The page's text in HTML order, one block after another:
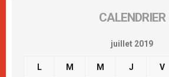
CALENDRIER
juillet 2019
L M M J V